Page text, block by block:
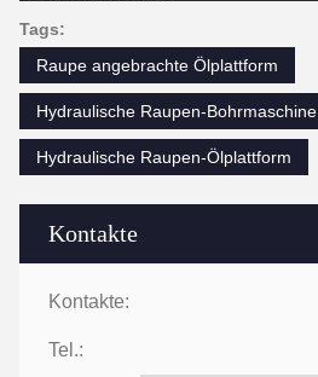
Kontakte
Kontakte:
Tel.:
Tags:
Raupe angebrachte Ölplattform
Hydraulische Raupen-Bohrmaschine
Hydraulische Raupen-Ölplattform